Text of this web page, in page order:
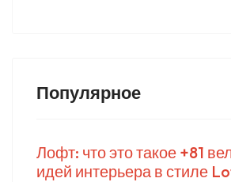
Популярное
Лофт: что это такое +81
идей интерьера в стиле